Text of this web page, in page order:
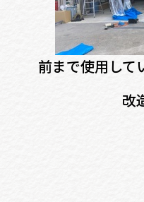
前まで使用して
改